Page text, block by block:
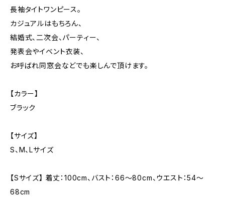
長袖タイトワンピース。
カジュアルはもちろん、
結婚式、二次会、パーティー、
発表会やイベント衣装、
お呼ばれ同窓会などでも楽しんで頂けます。
【カラー】
ブラック
【サイズ】
S、M、Lサイズ
【Sサイズ】 着丈：100cm、バスト：66〜80cm、ウエスト：54〜
68cm